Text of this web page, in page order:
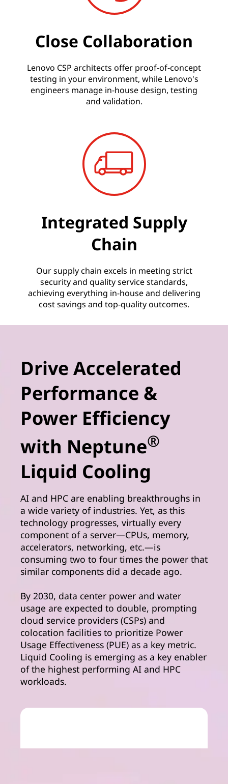
Close Collaboration
Lenovo CSP architects offer proof-of-concept
testing in your environment, while Lenovo's
engineers manage in-house design, testing
and validation.
Integrated Supply
Chain
Our supply chain excels in meeting strict
security and quality service standards,
achieving everything in-house and delivering
cost savings and top-quality outcomes.
Drive Accelerated
Performance &
Power Efficiency
with Neptune®
Liquid Cooling
AI and HPC are enabling breakthroughs in
a wide variety of industries. Yet, as this
technology progresses, virtually every
component of a server—CPUs, memory,
accelerators, networking, etc.—is
consuming two to four times the power that
similar components did a decade ago.
By 2030, data center power and water
usage are expected to double, prompting
cloud service providers (CSPs) and
colocation facilities to prioritize Power
Usage Effectiveness (PUE) as a key metric.
Liquid Cooling is emerging as a key enabler
of the highest performing AI and HPC
workloads.